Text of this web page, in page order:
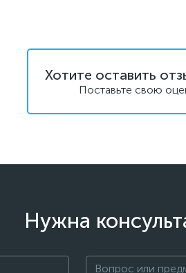
Хотите оставить
Поставьте свою
Нужна